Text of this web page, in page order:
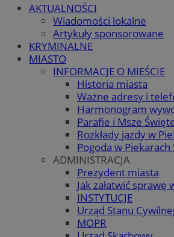
AKTUALNOŚCI
Wiadomości lokalne
Artykuły sponsorowane
KRYMINALNE
MIASTO
INFORMACJE O MIEŚCIE
Historia miasta
Ważne adresy i
Harmonogram
Parafie i Msze
Rozkłady jazdy w
Pogoda w Piekarach
ADMINISTRACJA
Prezydent miasta
Jak załatwić sprawę
INSTYTUCJE
Urząd Stanu
MOPR